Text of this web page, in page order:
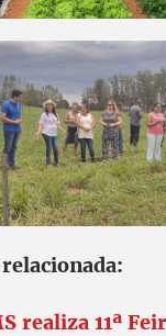
realiza 11ª